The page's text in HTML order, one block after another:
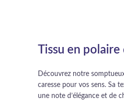
Tissu en
Découvrez notre
caresse pour vos sens. Sa
une note d’élégance et de